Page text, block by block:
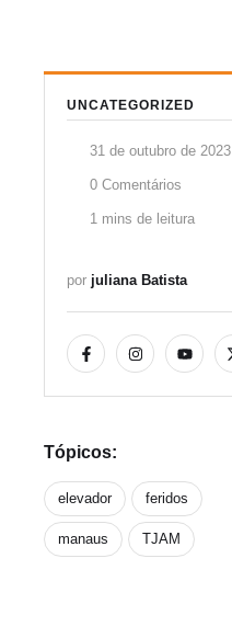
UNCATEGORIZED
31 de outubro de 2023
0 Comentários
1 mins de leitura
por juliana Batista
Tópicos:
elevador feridos
manaus TJAM